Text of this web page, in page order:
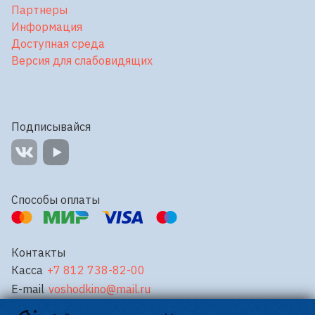
Партнеры
Информация
Доступная среда
Версия для слабовидящих
Подписывайся
Способы оплаты
Контакты
Касса +7 812 738-82-00
E-mail voshodkino@mail.ru